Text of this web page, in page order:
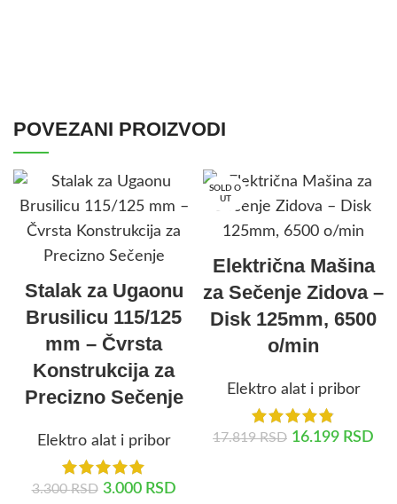
POVEZANI PROIZVODI
Stalak za Ugaonu
Brusilicu 115/125
mm – Čvrsta
Konstrukcija za
Precizno Sečenje
Elektro alat i pribor
3.300RSD 3.000 RSD
SOLD O
UT
Električna Mašina
za Sečenje Zidova –
Disk 125mm, 6500
o/min
Elektro alat i pribor
17.819RSD 16.199 RSD